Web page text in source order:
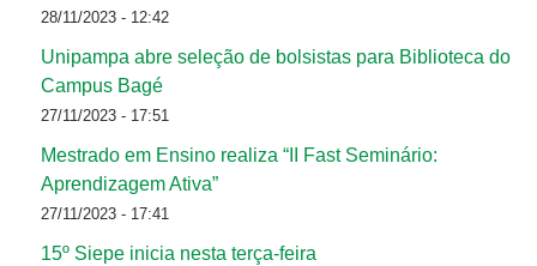
28/11/2023 - 12:42
Unipampa abre seleção de bolsistas para Biblioteca do
Campus Bagé
27/11/2023 - 17:51
Mestrado em Ensino realiza “II Fast Seminário:
Aprendizagem Ativa”
27/11/2023 - 17:41
15º Siepe inicia nesta terça-feira